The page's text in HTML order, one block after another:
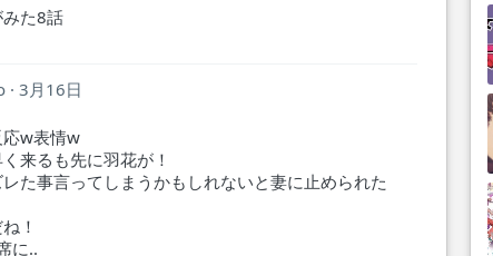
た8話
3月16日
w表情w
来るも先に羽花が！
た事言ってしまうかもしれないと妻に止められた
！
に..